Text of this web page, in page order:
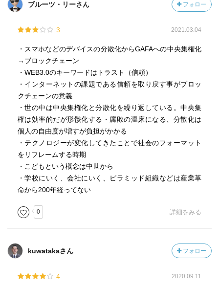
ブルーツ・リーさん フォロー
3 2021.03.04
・スマホなどのデバイスの分散化からGAFAへの中央集権化
→ブロックチェーン
・WEB3.0のキーワードはトラスト（信頼）
・インターネットの課題である信頼を取り戻す事がブロッ
クチェーンの意義
・世の中は中央集権化と分散化を繰り返している。中央集
権は効率的だが形骸化する・腐敗の温床になる、分散化は
個人の自由度が増すが負担がかかる
・テクノロジーが変化してきたことで社会のフォーマット
をリフレームする時期
・こどもという概念は中世から
・学校にいく、会社にいく、ピラミッド組織などは産業革
命から200年経ってない
0 詳細をみる
kuwatakaさん フォロー
4 2020.09.11